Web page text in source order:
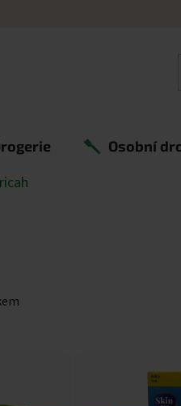
Osobní